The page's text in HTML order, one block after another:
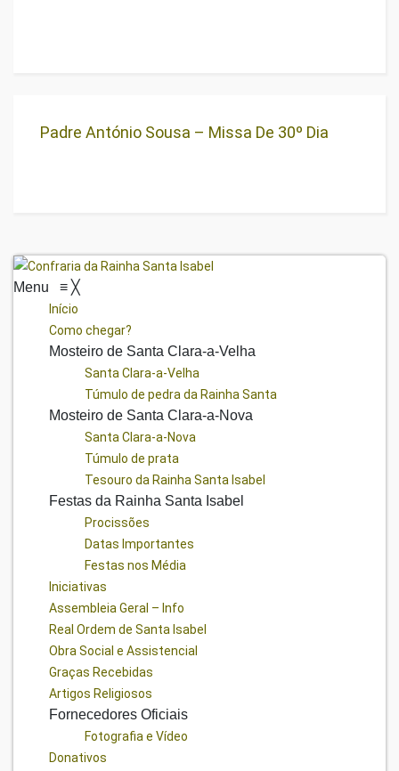
Padre António Sousa – Missa De 30º Dia
Menu ≡ ╳
Início
Como chegar?
Mosteiro de Santa Clara-a-Velha
Santa Clara-a-Velha
Túmulo de pedra da Rainha Santa
Mosteiro de Santa Clara-a-Nova
Santa Clara-a-Nova
Túmulo de prata
Tesouro da Rainha Santa Isabel
Festas da Rainha Santa Isabel
Procissões
Datas Importantes
Festas nos Média
Iniciativas
Assembleia Geral – Info
Real Ordem de Santa Isabel
Obra Social e Assistencial
Graças Recebidas
Artigos Religiosos
Fornecedores Oficiais
Fotografia e Vídeo
Donativos